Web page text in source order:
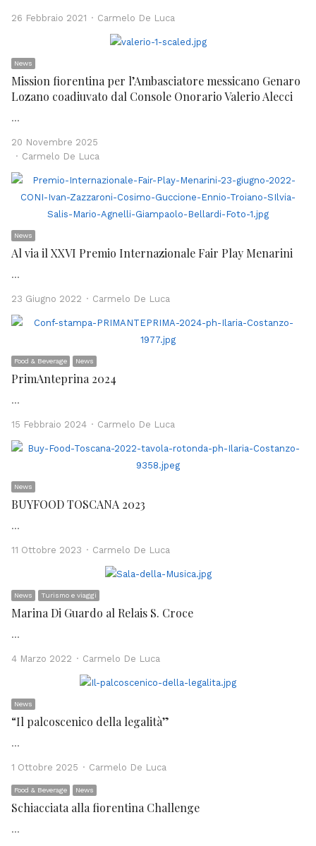
26 Febbraio 2021 Author
Carmelo De Luca
News
Mission fiorentina per l’Ambasciatore messicano Genaro
Lozano coadiuvato dal Console Onorario Valerio Alecci
…
20 Novembre 2025
Author
Carmelo De Luca
News
Al via il XXVI Premio Internazionale Fair Play Menarini
…
23 Giugno 2022 Author
Carmelo De Luca
Food & Beverage News
PrimAnteprina 2024
…
15 Febbraio 2024 Author
Carmelo De Luca
News
BUYFOOD TOSCANA 2023
…
11 Ottobre 2023 Author
Carmelo De Luca
News Turismo e viaggi
Marina Di Guardo al Relais S. Croce
…
4 Marzo 2022 Author
Carmelo De Luca
News
“Il palcoscenico della legalità”
…
1 Ottobre 2025 Author
Carmelo De Luca
Food & Beverage News
Schiacciata alla fiorentina Challenge
…